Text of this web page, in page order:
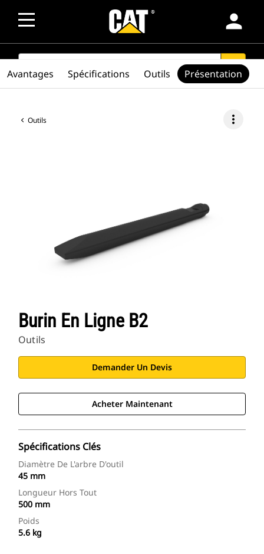
person
SEARCH search
Outils more_vert
Burin En Ligne B2
Outils
Demander Un Devis
Acheter Maintenant
Spécifications Clés
Diamètre De L'arbre D'outil
45 mm
Longueur Hors Tout
500 mm
Poids
5.6 kg
Avantages Spécifications Outils Présentation